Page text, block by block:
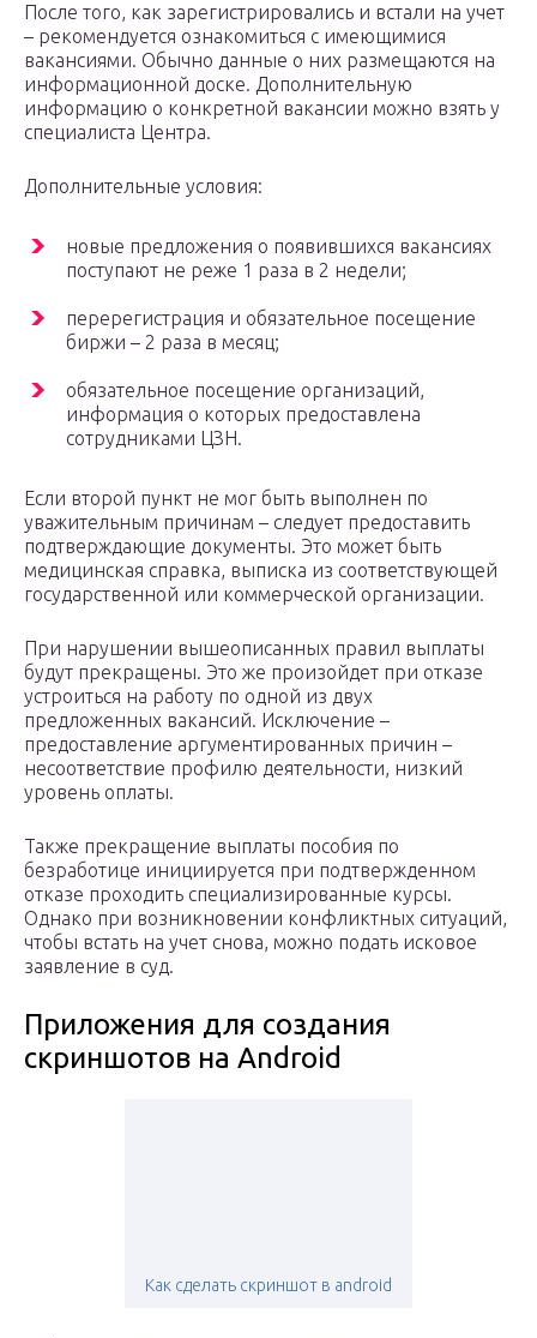
После того, как зарегистрировались и встали на учет
– рекомендуется ознакомиться с имеющимися
вакансиями. Обычно данные о них размещаются на
информационной доске. Дополнительную
информацию о конкретной вакансии можно взять у
специалиста Центра.
Дополнительные условия:
новые предложения о появившихся вакансиях
поступают не реже 1 раза в 2 недели;
перерегистрация и обязательное посещение
биржи – 2 раза в месяц;
обязательное посещение организаций,
информация о которых предоставлена
сотрудниками ЦЗН.
Если второй пункт не мог быть выполнен по
уважительным причинам – следует предоставить
подтверждающие документы. Это может быть
медицинская справка, выписка из соответствующей
государственной или коммерческой организации.
При нарушении вышеописанных правил выплаты
будут прекращены. Это же произойдет при отказе
устроиться на работу по одной из двух
предложенных вакансий. Исключение –
предоставление аргументированных причин –
несоответствие профилю деятельности, низкий
уровень оплаты.
Также прекращение выплаты пособия по
безработице инициируется при подтвержденном
отказе проходить специализированные курсы.
Однако при возникновении конфликтных ситуаций,
чтобы встать на учет снова, можно подать исковое
заявление в суд.
Приложения для создания
скриншотов на Android
Как сделать скриншот в android